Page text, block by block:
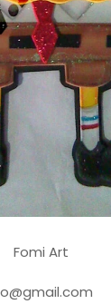
Fomi Art